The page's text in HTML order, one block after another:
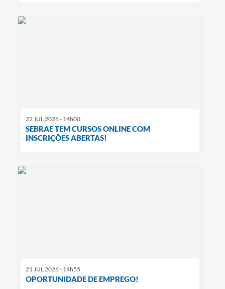
22 JUL 2026 - 14h00
SEBRAE TEM CURSOS ONLINE COM
INSCRIÇÕES ABERTAS!
21 JUL 2026 - 14h55
OPORTUNIDADE DE EMPREGO!